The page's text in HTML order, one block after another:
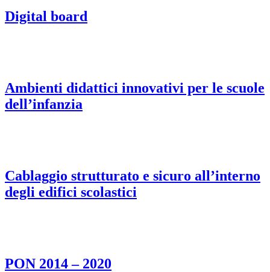
Digital board
Ambienti didattici innovativi per le scuole
dell’infanzia
Cablaggio strutturato e sicuro all’interno
degli edifici scolastici
PON 2014 – 2020